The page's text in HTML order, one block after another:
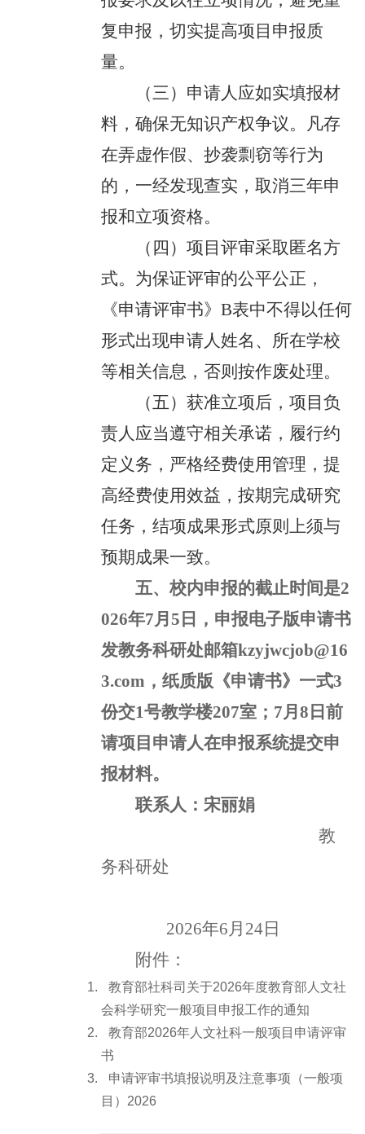
复申报，切实提高项目申报质
量。
（三）申请人应如实填报材
料，确保无知识产权争议。凡存
在弄虚作假、抄袭剽窃等行为
的，一经发现查实，取消三年申
报和立项资格。
（四）项目评审采取匿名方
式。为保证评审的公平公正，
《申请评审书》B表中不得以任何
形式出现申请人姓名、所在学校
等相关信息，否则按作废处理。
（五）获准立项后，项目负
责人应当遵守相关承诺，履行约
定义务，严格经费使用管理，提
高经费使用效益，按期完成研究
任务，结项成果形式原则上须与
预期成果一致。
五、校内申报的截止时间是2
026年7月5日，申报电子版申请书
发教务科研处邮箱kzyjwcjob@16
3.com，纸质版《申请书》一式3
份交1号教学楼207室；7月8日前
请项目申请人在申报系统提交申
报材料。
联系人：宋丽娟
教
务科研处
2026年6月24日
附件：
教育部社科司关于2026年度教育部人文社
会科学研究一般项目申报工作的通知
教育部2026年人文社科一般项目申请评审
书
申请评审书填报说明及注意事项（一般项
目）2026